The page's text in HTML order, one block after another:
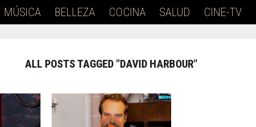
MÚSICA BELLEZA COCINA SALUD CINE-TV
ALL POSTS TAGGED "DAVID HARBOUR"